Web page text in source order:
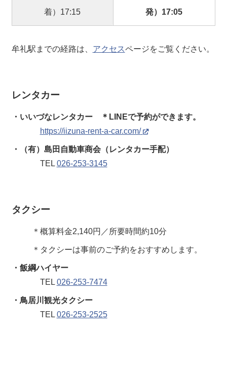
着）17:15 発）17:05
牟礼駅までの経路は、 アクセスページをご覧ください。
レンタカー
・いいづなレンタカー ＊LINEで予約ができます。
https://iizuna-rent-a-car.com/
・（有）島田自動車商会（レンタカー手配）
TEL 026-253-3145
タクシー
＊概算料金2,140円／所要時間約10分
＊タクシーは事前のご予約をおすすめします。
・飯綱ハイヤー
TEL 026-253-7474
・鳥居川観光タクシー
TEL 026-253-2525